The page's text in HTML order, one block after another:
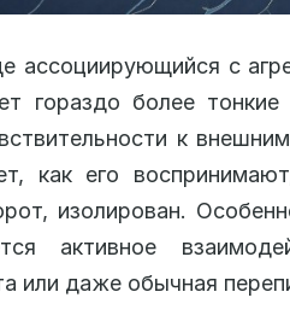
ассоциирующийся с
гораздо более
к
как его
изолирован.
активное
или даже обычная